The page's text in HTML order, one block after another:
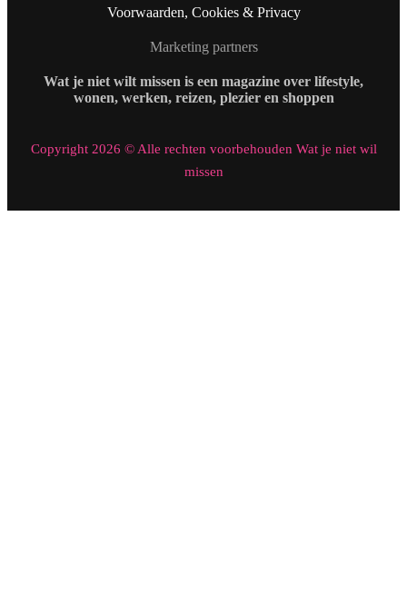
Voorwaarden, Cookies & Privacy
Marketing partners
Wat je niet wilt missen is een magazine over lifestyle,
wonen, werken, reizen, plezier en shoppen
Copyright 2026 © Alle rechten voorbehouden Wat je niet wil
missen